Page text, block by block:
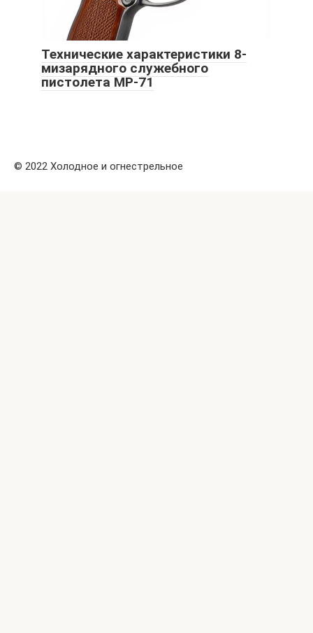
Технические характеристики 8-
мизарядного служебного
пистолета МР-71
© 2022 Холодное и огнестрельное